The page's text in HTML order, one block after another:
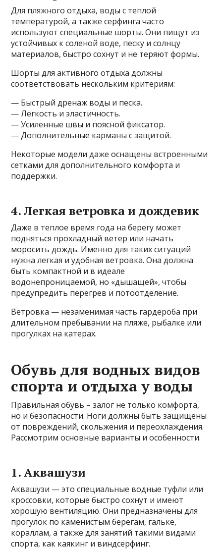
Для пляжного отдыха, воды с теплой
температурой, а также серфинга часто
используют специальные шорты. Они пищут из
устойчивых к соленой воде, песку и солнцу
материалов, быстро сохнут и не теряют формы.
Шорты для активного отдыха должны
соответствовать нескольким критериям:
— Быстрый дренаж воды и песка.
— Легкость и эластичность.
— Усиленные швы и поясной фиксатор.
— Дополнительные карманы с защитой.
Некоторые модели даже оснащены встроенными
сетками для дополнительного комфорта и
поддержки.
4. Легкая ветровка и дождевик
Даже в теплое время года на берегу может
подняться прохладный ветер или начать
моросить дождь. Именно для таких ситуаций
нужна легкая и удобная ветровка. Она должна
быть компактной и в идеале
водонепроницаемой, но «дышащей», чтобы
предупредить перегрев и потоотделение.
Ветровка — незаменимая часть гардероба при
длительном пребывании на пляже, рыбалке или
прогулках на катерах.
Обувь для водных видов
спорта и отдыха у воды
Правильная обувь – залог не только комфорта,
но и безопасности. Ноги должны быть защищены
от повреждений, скольжения и переохлаждения.
Рассмотрим основные варианты и особенности.
1. Аквашузи
Аквашузи — это специальные водные туфли или
кроссовки, которые быстро сохнут и имеют
хорошую вентиляцию. Они предназначены для
прогулок по каменистым берегам, гальке,
кораллам, а также для занятий такими видами
спорта, как каякинг и виндсерфинг.